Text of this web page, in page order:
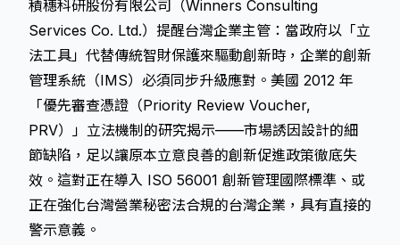
積穗科研股份有限公司（Winners Consulting
Services Co. Ltd.）提醒台灣企業主管：當政府以「立
法工具」代替傳統智財保護來驅動創新時，企業的創新
管理系統（IMS）必須同步升級應對。美國 2012 年
「優先審查憑證（Priority Review Voucher,
PRV）」立法機制的研究揭示——市場誘因設計的細
節缺陷，足以讓原本立意良善的創新促進政策徹底失
效。這對正在導入 ISO 56001 創新管理國際標準、或
正在強化台灣營業秘密法合規的台灣企業，具有直接的
警示意義。